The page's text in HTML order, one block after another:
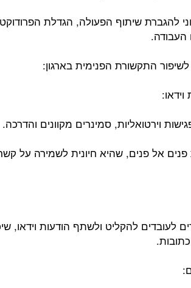
להגברת שיתוף הפעולה, הגדלת
העבודה.
וירטואליות, סמינרים מקוונים והדרכה.
אל פנים, שהיא חיונית לשמירה על
להקליט ולשתף הודעות וידאו,